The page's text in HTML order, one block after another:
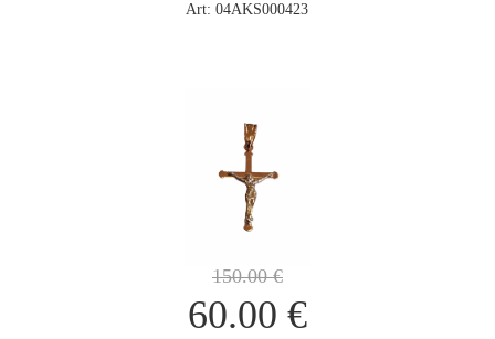
Art: 04AKS000423
150.00€
60.00 €